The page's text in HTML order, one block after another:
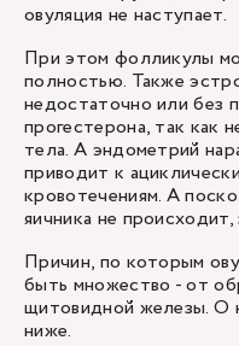
овуляция не наступает.
При этом фолликулы
полностью. Также
недостаточно или без
прогестерона, так как
тела. А эндометрий
приводит к
кровотечениям. А
яичника не
Причин, по которым
быть множество - от
щитовидной железы. О
ниже.